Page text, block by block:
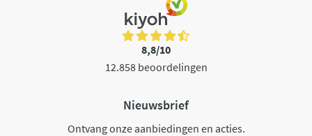
8,8/10
12.858 beoordelingen
Nieuwsbrief
Ontvang onze aanbiedingen en acties.